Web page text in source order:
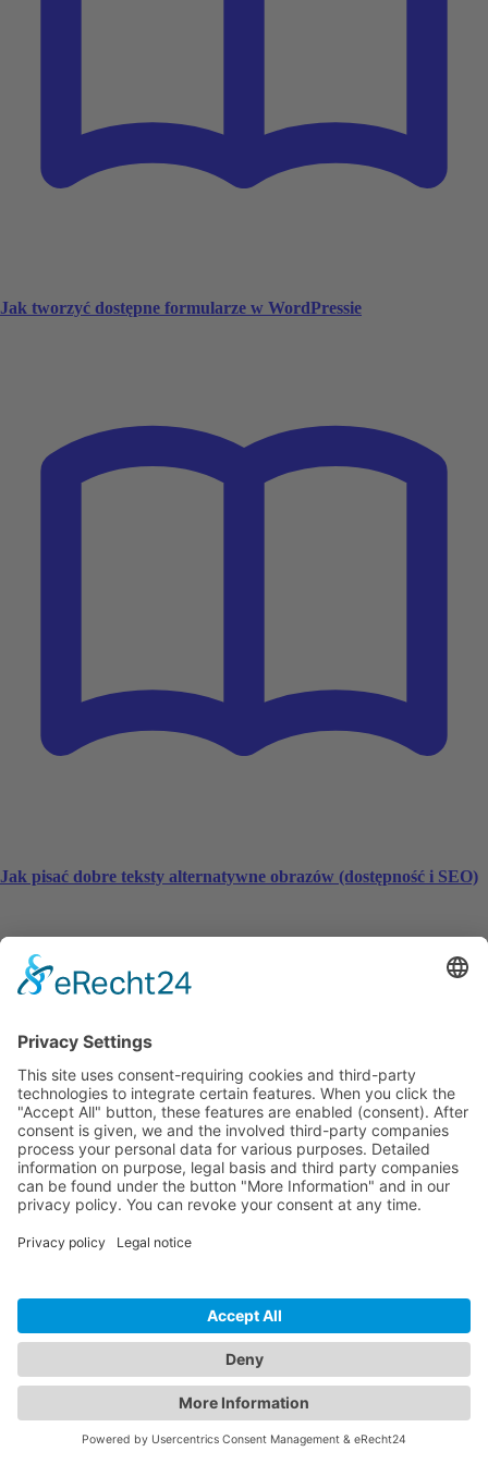
Jak tworzyć dostępne formularze w WordPressie
Jak pisać dobre teksty alternatywne obrazów (dostępność i SEO)
Zabezpieczenie wp-config.php w WordPress